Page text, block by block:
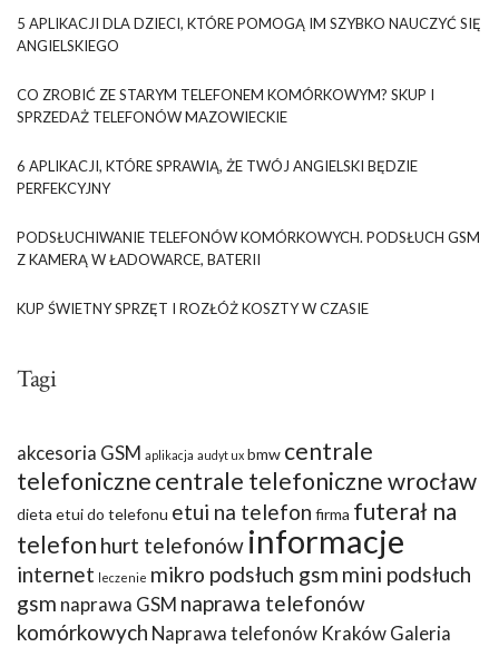
5 APLIKACJI DLA DZIECI, KTÓRE POMOGĄ IM SZYBKO NAUCZYĆ SIĘ
ANGIELSKIEGO
CO ZROBIĆ ZE STARYM TELEFONEM KOMÓRKOWYM? SKUP I
SPRZEDAŻ TELEFONÓW MAZOWIECKIE
6 APLIKACJI, KTÓRE SPRAWIĄ, ŻE TWÓJ ANGIELSKI BĘDZIE
PERFEKCYJNY
PODSŁUCHIWANIE TELEFONÓW KOMÓRKOWYCH. PODSŁUCH GSM
Z KAMERĄ W ŁADOWARCE, BATERII
KUP ŚWIETNY SPRZĘT I ROZŁÓŻ KOSZTY W CZASIE
Tagi
akcesoria GSM aplikacja audyt ux bmw centrale
telefoniczne centrale telefoniczne wrocław
dieta etui do telefonu etui na telefon firma futerał na
telefon hurt telefonów informacje
internet leczenie mikro podsłuch gsm mini podsłuch
gsm naprawa GSM naprawa telefonów
komórkowych Naprawa telefonów Kraków Galeria